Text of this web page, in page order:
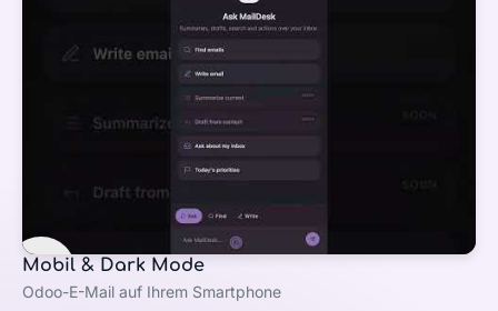
Mobil & Dark Mode
Odoo-E-Mail auf Ihrem Smartphone